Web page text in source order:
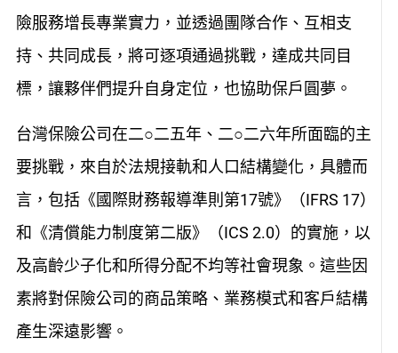
險服務增長專業實力，並透過團隊合作、互相支
持、共同成長，將可逐項通過挑戰，達成共同目
標，讓夥伴們提升自身定位，也協助保戶圓夢。
台灣保險公司在二○二五年、二○二六年所面臨的主
要挑戰，來自於法規接軌和人口結構變化，具體而
言，包括《國際財務報導準則第17號》（IFRS 17）
和《清償能力制度第二版》（ICS 2.0）的實施，以
及高齡少子化和所得分配不均等社會現象。這些因
素將對保險公司的商品策略、業務模式和客戶結構
產生深遠影響。